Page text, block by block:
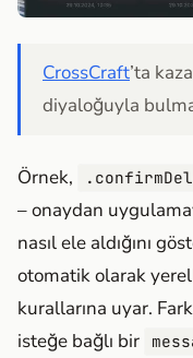
CrossCraft’ta
diyaloğuyla
Örnek,
– onaydan
nasıl ele aldığını
otomatik olarak
kurallarına uyar.
isteğe bağlı bir